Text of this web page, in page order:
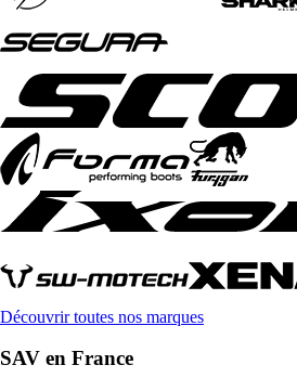
Découvrir toutes nos marques
SAV en France